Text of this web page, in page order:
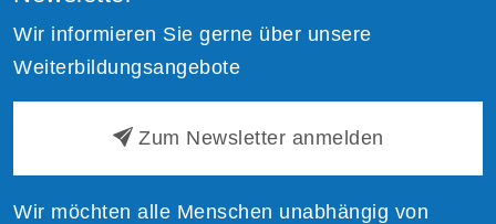
Wir informieren Sie gerne über unsere
Weiterbildungsangebote
Zum Newsletter anmelden
Wir möchten alle Menschen unabhängig von